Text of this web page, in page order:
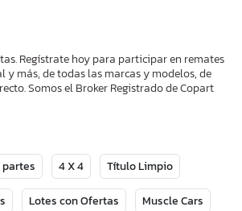
Regístrate hoy para participar en remates
más, de todas las marcas y modelos, de
Somos el Broker Registrado de Copart
4 X 4 Título Limpio
Lotes con Ofertas Muscle Cars